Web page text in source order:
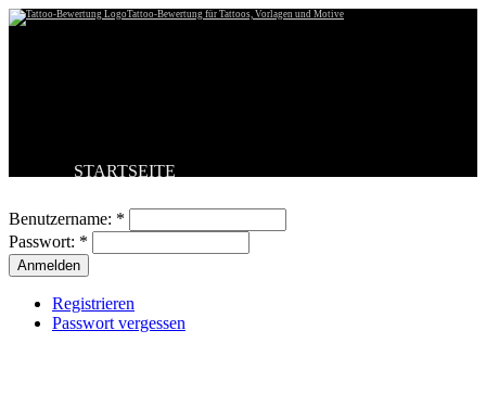
Tattoo-Bewertung für Tattoos, Vorlagen und Motive
STARTSEITE
BESTE TATTOOS
NEUESTE TATTOOS
KOMMENTARE
FORUM
Benutzername: *
Passwort: *
Registrieren
Passwort vergessen